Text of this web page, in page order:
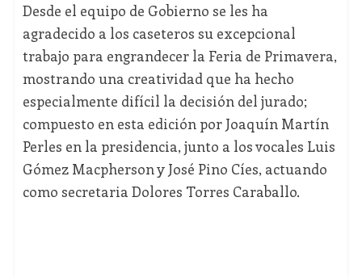
Desde el equipo de Gobierno se les ha
agradecido a los caseteros su excepcional
trabajo para engrandecer la Feria de Primavera,
mostrando una creatividad que ha hecho
especialmente difícil la decisión del jurado;
compuesto en esta edición por Joaquín Martín
Perles en la presidencia, junto a los vocales Luis
Gómez Macpherson y José Pino Cíes, actuando
como secretaria Dolores Torres Caraballo.